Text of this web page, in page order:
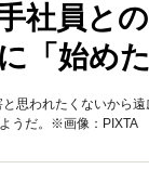
社員と
「始めた
思われたくないから
うだ。※画像：PIXTA